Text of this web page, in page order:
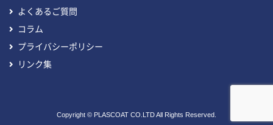
よくあるご質問
コラム
プライバシーポリシー
リンク集
Copyright © PLASCOAT CO.LTD All Rights Reserved.